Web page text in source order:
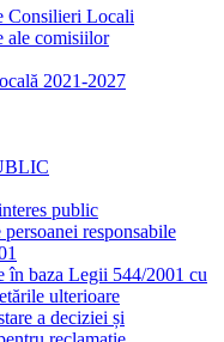
Consilieri Locali
ale comisiilor
2021-2027
public
responsabile
în baza Legii 544/2001 cu
ulterioare
a deciziei și